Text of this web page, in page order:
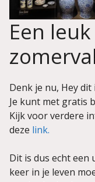
Een
Denk je nu, Hey
Je kunt met gratis
Kijk voor verdere
deze link.
Dit is dus echt een
keer in je leven